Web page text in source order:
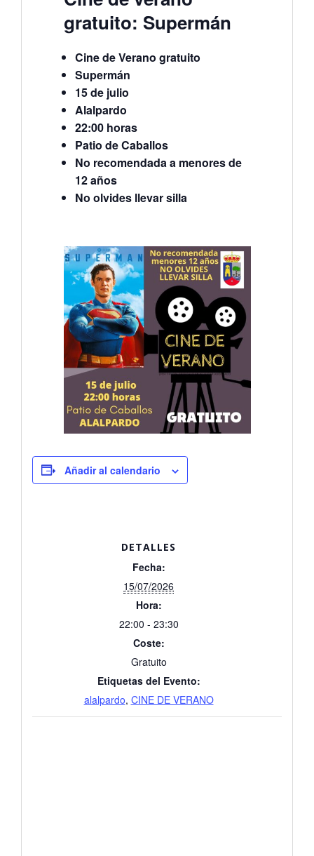
gratuito: Supermán
Cine de Verano gratuito
Supermán
15 de julio
Alalpardo
22:00 horas
Patio de Caballos
No recomendada a menores de
12 años
No olvides llevar silla
Añadir al calendario
DETALLES
Fecha:
15/07/2026
Hora:
22:00 - 23:30
Coste:
Gratuito
Etiquetas del Evento:
alalpardo, CINE DE VERANO